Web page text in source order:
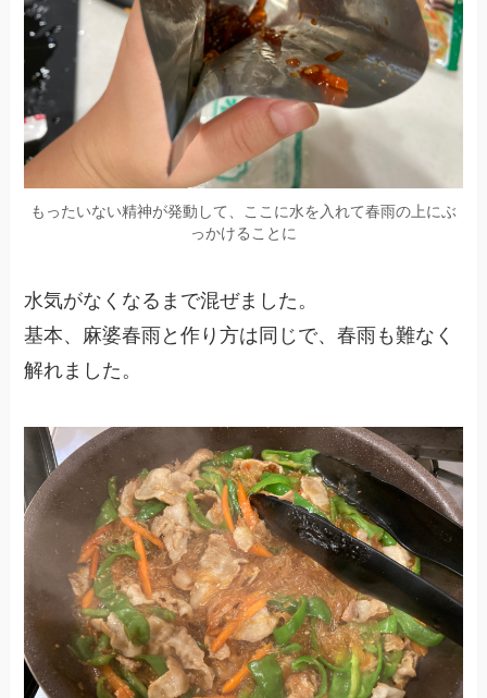
もったいない精神が発動して、ここに水を入れて春雨の上にぶ
っかけることに
水気がなくなるまで混ぜました。
基本、麻婆春雨と作り方は同じで、春雨も難なく
解れました。